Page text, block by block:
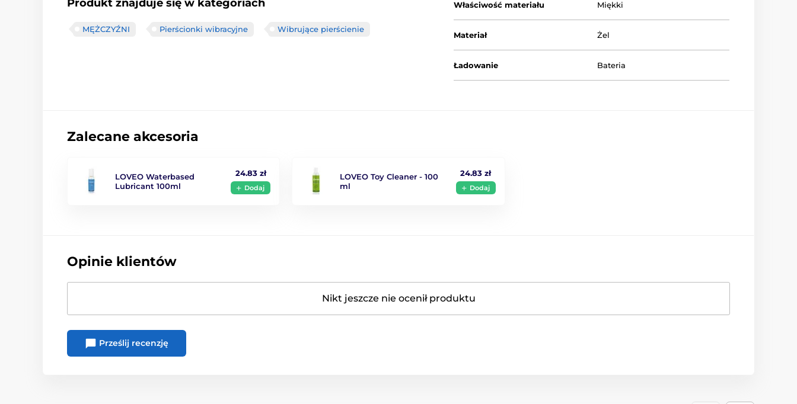
Produkt znajduje się w kategoriach
MĘŻCZYŹNI Pierścionki wibracyjne Wibrujące pierścienie
Właściwość materiału Miękki
Materiał Żel
Ładowanie Bateria
Zalecane akcesoria
LOVEO Waterbased
Lubricant 100ml
24.83 zł
Dodaj
LOVEO Toy Cleaner - 100
ml
24.83 zł
Dodaj
Opinie klientów
Nikt jeszcze nie ocenił produktu
Prześlij recenzję